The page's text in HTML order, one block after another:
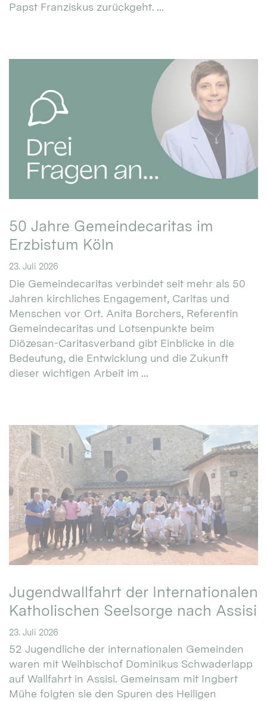
Papst Franziskus zurückgeht. ...
50 Jahre Gemeindecaritas im
Erzbistum Köln
23. Juli 2026
Die Gemeindecaritas verbindet seit mehr als 50
Jahren kirchliches Engagement, Caritas und
Menschen vor Ort. Anita Borchers, Referentin
Gemeindecaritas und Lotsenpunkte beim
Diözesan-Caritasverband gibt Einblicke in die
Bedeutung, die Entwicklung und die Zukunft
dieser wichtigen Arbeit im ...
Jugendwallfahrt der Internationalen
Katholischen Seelsorge nach Assisi
23. Juli 2026
52 Jugendliche der internationalen Gemeinden
waren mit Weihbischof Dominikus Schwaderlapp
auf Wallfahrt in Assisi. Gemeinsam mit Ingbert
Mühe folgten sie den Spuren des Heiligen